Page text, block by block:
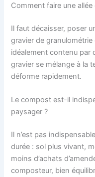
Comment faire une
Il faut décaisser, poser
gravier de
idéalement contenu par
gravier se mélange à la
déforme rapidement.
Le compost est-il
paysager ?
Il n’est pas
durée : sol plus vivant,
moins d’achats
composteur, bien